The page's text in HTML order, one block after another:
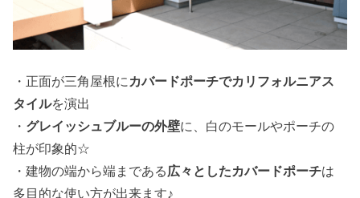
・正面が三角屋根に カバードポーチでカリフォルニアス
タイルを演出
・ グレイッシュブルーの外壁に、白のモールやポーチの
柱が印象的☆
・建物の端から端まである広々としたカバードポーチは
多目的な使い方が出来ます♪